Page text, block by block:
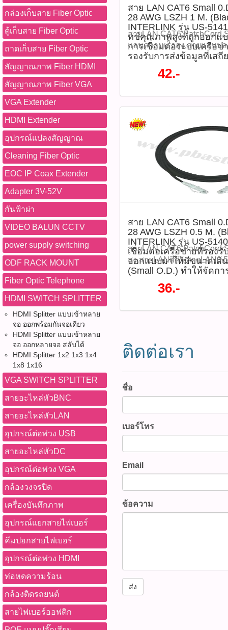
กล่องเก็บสาย Fiber Optic
ตู้เก็บสาย Fiber Optic
ถาดเก็บสาย Fiber Optic
สัญญาณภาพ Fiber HDMI
สัญญาณภาพ Fiber VGA
VGA Extender
HDMI Extender
อุปกรณ์แปลงสัญญาณ
Cleaning Fiber Optic
EOC IP Coax Extender
Adapter 3V-52V
กันฟ้าผ่า
VIDEO BALUN CCTV
power supply switching
ODF RACK MOUNT
Fiber Optic Telephone
HDMI SWITCH SPLITTER
HDMI Splitter แบบเข้าหลาย
จอ ออกพร้อมกันจอเดียว
HDMI Splitter แบบเข้าหลาย
จอ ออกหลายจอ สลับได้
HDMI Splitter 1x2 1x3 1x4
1x8 1x16
VGA SWITCH SPLITTER
สายอะไหล่หัวBNC
สายอะไหล่หัวLAN
อุปกรณ์ต่อพ่วง USB
สายอะไหล่หัวDC
อุปกรณ์ต่อพ่วง VGA
กล้องวงจรปิด
เครื่องบันทึกภาพ
อุปกรณ์แยกสายไฟเบอร์
คีมปอกสายไฟเบอร์
อุปกรณ์ต่อพ่วง HDMI
ท่อหดความร้อน
กล้องติดรถยนต์
สายไฟเบอร์ออฟติก
2686 (sale ตี๋)
ประโยชน์ - สายขนาดเล็ก
จัดเก็บและเดินสาย - วัสดุหุ้ม
ปลอดภัย ไม่เกิดควันพิษ เมื่อ
ฝอย มีความยืดหยุ่นสูง ช่วยล
หัว RJ45 ชุบทอง ช่วยให้สั
ทนทานต่อการใช้งาน - รอง
Gbps เหมาะกับงานเครือข่
งานในพื้นที่เปียกชื้นหรือภา
หลีกเลี่ยงการพับหรือบิดสาย
อายุการใช้งาน - ไม่เหมาะ
สายแบบมี Shield (STP/
สาย LAN CAT6 Patch
สีดำ รุ่น US-5143SS-6 จำน
แลน,สาย
แลน3เมตร
เล็ก,สายแลนสีดำ,LSZH,ส
หมด
ที่นี้ 065-862-4063(sale โอ๊
987-3656 (saleธิป)
2686 (sale ตี๋)
28 AWG (สายฝอย –
เมตร - สี: ดำ (Black) - วัสดุ
Smoke Zero Halogen) -
สูงสุด 600 MHz - ความเร็ว
10 Gbps - หัวต่อ: RJ45 แบ
568.2-D, ISO/IEC 11801-
อุปกรณ์เครือข่าย เช่น
Point, หรือ Computer - ตร
ด้วยไฟสถานะ (LED) ที่พอ
ไม่ต้องตั้งค่าหรือใช้เครื่องมื
(แผนภาพการเชื่อมต่อ) ข้อ
งาน และข้อควรระวัง ข้อดี
สายเล็ก ช่วยประหยัดพื้นที่ใ
ต้องการ Data Transfer ปริ
สตรีมมิ่ง เซิร์ฟเวอร์ หรือระ
คริสตัลใส ช่วยให้เห็นไฟสถ
ข้อควรระวัง: - หลีกเลี่ยงก
อย่างรุนแรง - ไม่ควรติดตั้ง
อุปกรณ์ที่ไม่รองรับ CAT6
สีดำ INTERLINK รุ่น US-
แลนสีดำ
สำเร็จรูป,สายเครือข่าย,สา
หมด
987-3656 (saleธิป)
สาย LAN CAT6 Small
28 AWG LSZH 1 M.
INTERLINK รุ่น US-
ทช์คุณภาพสูงที่ถูกออกแ
การเชื่อมต่อระบบเครือข่
รองรับการส่งข้อมูลที่เสถี
สาย
แลนความเร็วสูง,สายแลนป
สำหรับออฟฟิศ สาย LAN
PATCH CORD 28 AWG
INTERLINK รุ่น US-
ทั้งในออฟฟิศ บ้าน และห้องเ
ยาว 1 เมตร สีดำ ดีไซน์สาย
O.D.) ที่ช่วยให้การจัดการส
ประหยัดพื้นที่ INTERLINK
2026 ลดสูงสุด 70% จากปก
ลดเหลือราคา 42 บาท / เส้
6(รหัสสินค้า :P05336) คุณ
ผ่านศูนย์กลางเล็กพิเศษ
โค้งงอและจัดวางง่าย - สาย
(Low Smoke Zero
สารพิษเมื่อเกิดไฟไหม้ เพิ่ม
RJ45 คุณภาพสูง เคลือบทอ
หัวต่อแบบใส ช่วยป้องกันกา
เน็ตเวิร์กต่าง ๆ 2.เหมาะกับ
อาคาร เช่น ออฟฟิศ, ห้องเซิ
เลี่ยงการบิดหรืองอเกินไปเ
สัญญาณ 4.ตรวจสอบความย
(แผนภาพการเชื่อมต่อ) ข้อ
งาน และ ข้อควรระวัง ข้อดี
ข้อมูลได้รวดเร็วและเสถียร
ในพื้นที่จำกัด - วัสดุ LSZH
ง่าย - รับประกันคุณภาพยา
ทนทาน ข้อควรระวัง - หลีกเ
0.D PATCH CORD 28
เมตร สีดำ รุ่น US-5141SS-
สาย
42.-
สาย LAN CAT6 Small
28 AWG LSZH 0.5 M.
INTERLINK รุ่น US-
เชื่อมต่อเครือข่ายที่รองรั
ออกแบบมาให้มีขนาดเส้
(Small O.D.) ทำให้จัดกา
สาย
สูง,สายLANสีดำ,สาย
CAT6 Small 0.D PATCH
0.5 M. (Black) สีดำ
5140SS-6เป็นสายเชื่อมต่อ
และปลอดภัยสูง ด้วยวัสดุ
และไม่มีสารพิษเมื่อเกิดไฟไ
SALE 2026 ลดสูงสุด 70%
65 บาท / เส้น ลดเหลือราค
10 Gbps - ความถี่แบนด์วิดธ์
เปลือกหุ้มสาย LSZH (Low
Halogen) ปลอดภัยจากสาร
ทองแดงบริสุทธิ์ AWG 28 คุ
ประกันสินค้านาน 30 ปี ดา
แหลมเพื่อลดความเสียหาย
การเชื่อมต่อ) ข้อดี ประโยช
36.-
ติดต่อเรา
ชื่อ
เบอร์โทร
Email
ข้อความ
ส่ง